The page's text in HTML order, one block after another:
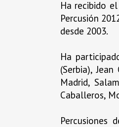
Ha recibido
Percusión
desde 2003.
Ha
(Serbia),
Madrid,
Caballeros,
Percusiones